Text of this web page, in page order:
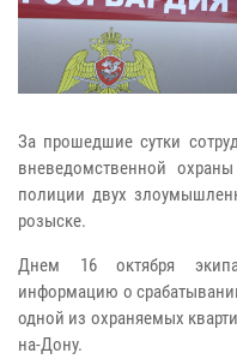
За прошедшие сутки
вневедомственной
полиции двух
розыске.
Днем 16 октября
информацию о
одной из охраняемых
на-Дону.